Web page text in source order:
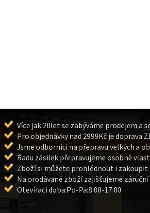
Více jak 20let se zabýváme prodejem a
Pro objednávky nad 2999Kč je doprava
Jsme odborníci na přepravu velkých a
Řadu zásilek přepravujeme osobně
Zboží si můžete prohlédnout i zakoupit
Na prodávané zboží zajišťujeme
Otevírací doba:Po-Pa:8:00-17:00